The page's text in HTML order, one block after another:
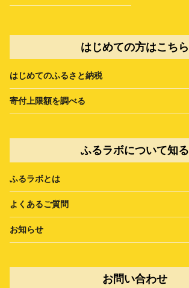
はじめての方はこちら
はじめてのふるさと納税
寄付上限額を調べる
ふるラボについて知る
ふるラボとは
よくあるご質問
お知らせ
お問い合わせ